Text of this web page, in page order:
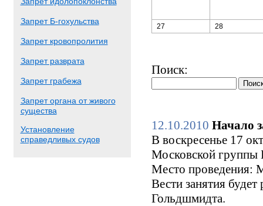
Запрет Б-гохульства
Запрет кровопролития
Запрет разврата
Запрет грабежа
Запрет органа от живого
существа
Установление
справедливых судов
27 28
Поиск:
12.10.2010 Начало
В воскресенье 17
Московской группы
Место проведения:
Вести занятия
Гольдшмидта.